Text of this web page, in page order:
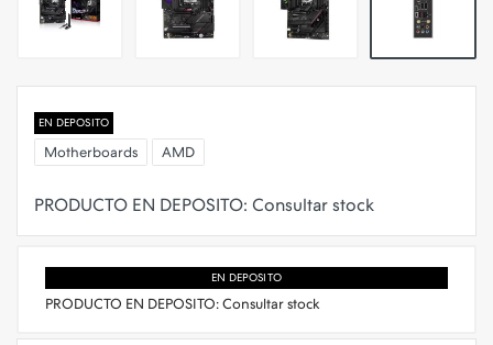
EN DEPOSITO
Motherboards AMD
EN DEPOSITO
PRODUCTO EN DEPOSITO: Consultar stock